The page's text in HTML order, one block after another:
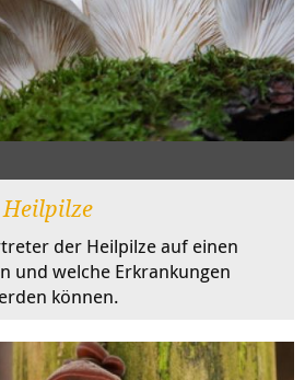
der Heilpilze auf einen
und welche Erkrankungen
können.